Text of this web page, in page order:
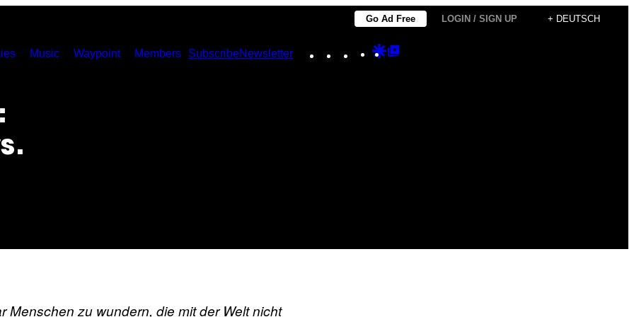
Go Ad Free LOGIN / SIGN UP + DEUTSCH
Music Waypoint Members SubscribeNewsletter Instagram
TikTokYouTube
Google
Menschen zu wundern, die mit der Welt nicht